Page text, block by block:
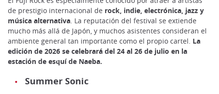
de prestigio internacional de rock, indie, electrónica, jazz y
música alternativa. La reputación del festival se extiende
mucho más allá de Japón, y muchos asistentes consideran el
ambiente general tan importante como el propio cartel. La
edición de 2026 se celebrará del 24 al 26 de julio en la
estación de esquí de Naeba.
Summer Sonic